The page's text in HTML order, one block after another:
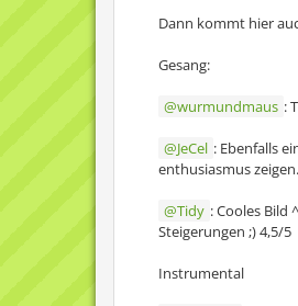
Dann kommt hier
Gesang:
wurmundmaus :
JeCel : Ebenfalls
enthusiasmus
Tidy : Cooles Bild
Steigerungen ;) 4,5/5
Instrumental